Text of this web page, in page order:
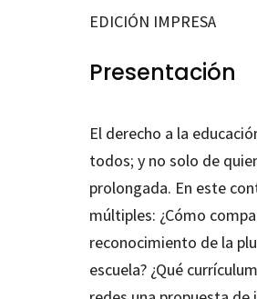
de
inclusión
EDICIÓN IMPRESA
Presentación
El derecho a la
todos; y no solo de
prolongada. En este
múltiples: ¿Cómo
reconocimiento de la
escuela? ¿Qué